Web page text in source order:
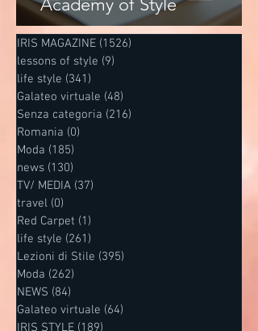
Academy of Style
IRIS MAGAZINE (1526)
lessons of style (9)
life style (341)
Galateo virtuale (48)
Senza categoria (216)
Romania (0)
Moda (185)
news (130)
TV/ MEDIA (37)
travel (0)
Red Carpet (1)
life style (261)
Lezioni di Stile (395)
Moda (262)
NEWS (84)
Galateo virtuale (64)
IRIS STYLE (189)